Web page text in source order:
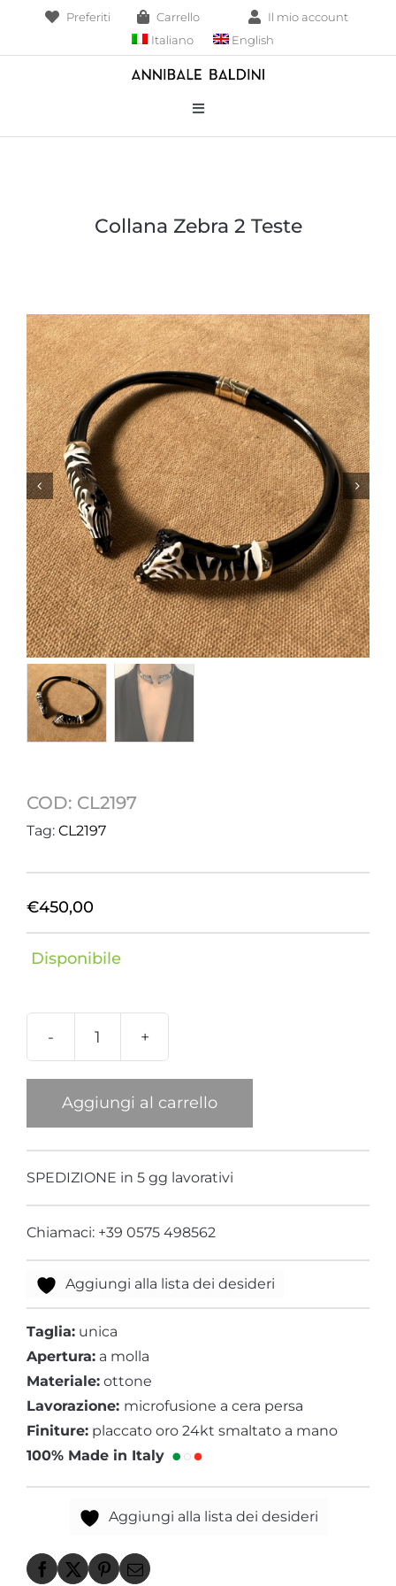
contenuto
Preferiti Carrello
Il mio account
Italiano
English
Toggle
Navigation
Pendenti
Anelli
Orecchini
Cinture
A.B.
Home
Collezioni
Home
Collana Zebra 2 Teste
COD: CL2197
Tag: CL2197
€450,00
Disponibile
Collana
2
quantità
Aggiungi al carrello
SPEDIZIONE in 5 gg lavorativi
Chiamaci: +39 0575 498562
Aggiungi alla lista dei desideri
Taglia: unica
Apertura: a molla
Materiale: ottone
Lavorazione: microfusione a cera persa
Finiture: placcato oro 24kt smaltato a mano
100% Made in Italy
Aggiungi alla lista dei desideri